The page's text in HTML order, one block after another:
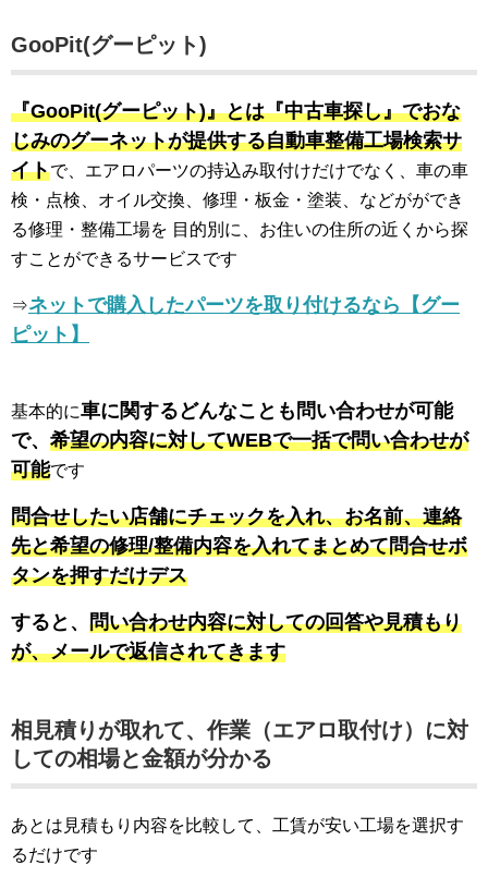
GooPit(グーピット)
『GooPit(グーピット)』とは『中古車探し』でおな
じみのグーネットが提供する自動車整備工場検索サ
イトで、エアロパーツの持込み取付けだけでなく、車の車
検・点検、オイル交換、修理・板金・塗装、などがができ
る修理・整備工場を 目的別に、お住いの住所の近くから探
すことができるサービスです
⇒ネットで購入したパーツを取り付けるなら【グー
ピット】
基本的に車に関するどんなことも問い合わせが可能
で、 希望の内容に対してWEBで一括で問い合わせが
可能です
問合せしたい店舗にチェックを入れ、お名前、連絡
先と希望の修理/整備内容を入れてまとめて問合せボ
タンを押すだけデス
すると、 問い合わせ内容に対しての回答や見積もり
が、メールで返信されてきます
相見積りが取れて、作業（エアロ取付け）に対
しての相場と金額が分かる
あとは見積もり内容を比較して、工賃が安い工場を選択す
るだけです